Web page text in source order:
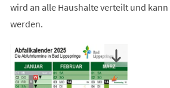
wird an alle Haushalte verteilt und
werden.